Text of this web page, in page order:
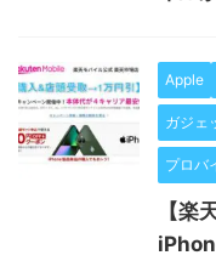
Apple
ガジェ
プロバ
【楽